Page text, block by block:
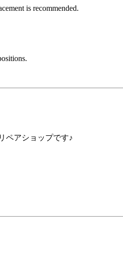
is recommended.
ペアショップです♪